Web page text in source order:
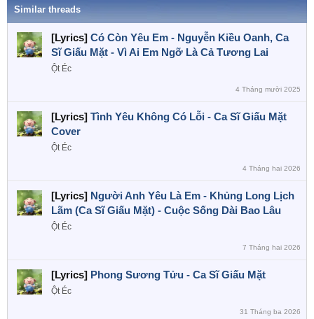
Similar threads
[Lyrics] Có Còn Yêu Em - Nguyễn Kiều Oanh, Ca
Sĩ Giấu Mặt - Vì Ai Em Ngỡ Là Cả Tương Lai
Ột Éc
4 Tháng mười 2025
[Lyrics] Tình Yêu Không Có Lỗi - Ca Sĩ Giấu Mặt
Cover
Ột Éc
4 Tháng hai 2026
[Lyrics] Người Anh Yêu Là Em - Khủng Long Lịch
Lãm (Ca Sĩ Giấu Mặt) - Cuộc Sống Dài Bao Lâu
Ột Éc
7 Tháng hai 2026
[Lyrics] Phong Sương Tửu - Ca Sĩ Giấu Mặt
Ột Éc
31 Tháng ba 2026